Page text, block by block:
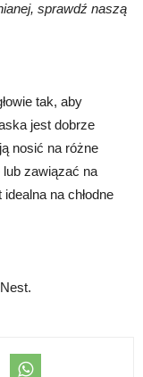
sprawdź naszą
tak, aby
jest dobrze
nosić na różne
zawiązać na
na chłodne